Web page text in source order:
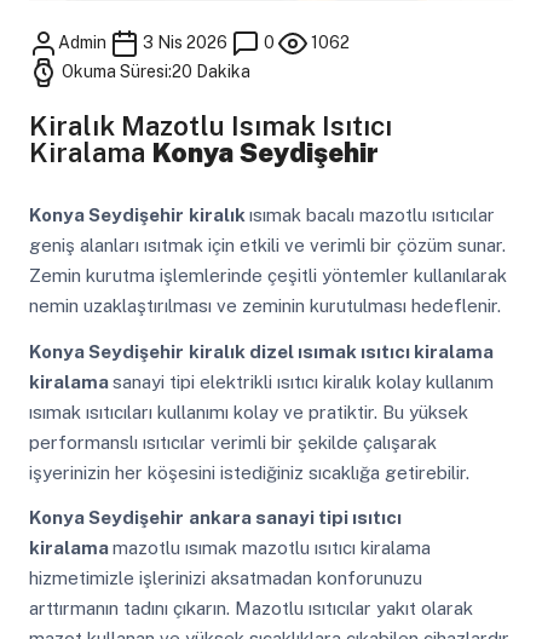
Admin 3 Nis 2026 0
1062
Okuma Süresi:20 Dakika
Kiralık Mazotlu Isımak Isıtıcı
Kiralama Konya Seydişehir
Konya Seydişehir kiralık ısımak bacalı mazotlu ısıtıcılar
geniş alanları ısıtmak için etkili ve verimli bir çözüm sunar.
Zemin kurutma işlemlerinde çeşitli yöntemler kullanılarak
nemin uzaklaştırılması ve zeminin kurutulması hedeflenir.
Konya Seydişehir kiralık dizel ısımak ısıtıcı kiralama
kiralamasanayi tipi elektrikli ısıtıcı kiralık kolay kullanım
ısımak ısıtıcıları kullanımı kolay ve pratiktir. Bu yüksek
performanslı ısıtıcılar verimli bir şekilde çalışarak
işyerinizin her köşesini istediğiniz sıcaklığa getirebilir.
Konya Seydişehir ankara sanayi tipi ısıtıcı
kiralamamazotlu ısımak mazotlu ısıtıcı kiralama
hizmetimizle işlerinizi aksatmadan konforunuzu
arttırmanın tadını çıkarın. Mazotlu ısıtıcılar yakıt olarak